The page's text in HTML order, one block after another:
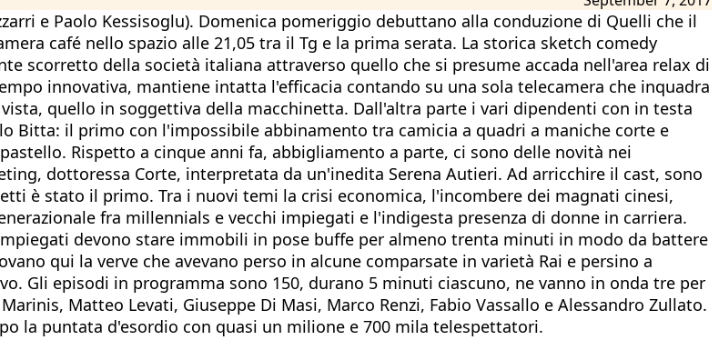
e Paolo Kessisoglu). Domenica pomeriggio debuttano alla conduzione di Quelli che il
café nello spazio alle 21,05 tra il Tg e la prima serata. La storica sketch comedy
scorretto della società italiana attraverso quello che si presume accada nell'area relax di
innovativa, mantiene intatta l'efficacia contando su una sola telecamera che inquadra
quello in soggettiva della macchinetta. Dall'altra parte i vari dipendenti con in testa
Bitta: il primo con l'impossibile abbinamento tra camicia a quadri a maniche corte e
Rispetto a cinque anni fa, abbigliamento a parte, ci sono delle novità nei
dottoressa Corte, interpretata da un'inedita Serena Autieri. Ad arricchire il cast, sono
è stato il primo. Tra i nuovi temi la crisi economica, l'incombere dei magnati cinesi,
fra millennials e vecchi impiegati e l'indigesta presenza di donne in carriera.
devono stare immobili in pose buffe per almeno trenta minuti in modo da battere
qui la verve che avevano perso in alcune comparsate in varietà Rai e persino a
Gli episodi in programma sono 150, durano 5 minuti ciascuno, ne vanno in onda tre per
Matteo Levati, Giuseppe Di Masi, Marco Renzi, Fabio Vassallo e Alessandro Zullato.
la puntata d'esordio con quasi un milione e 700 mila telespettatori.